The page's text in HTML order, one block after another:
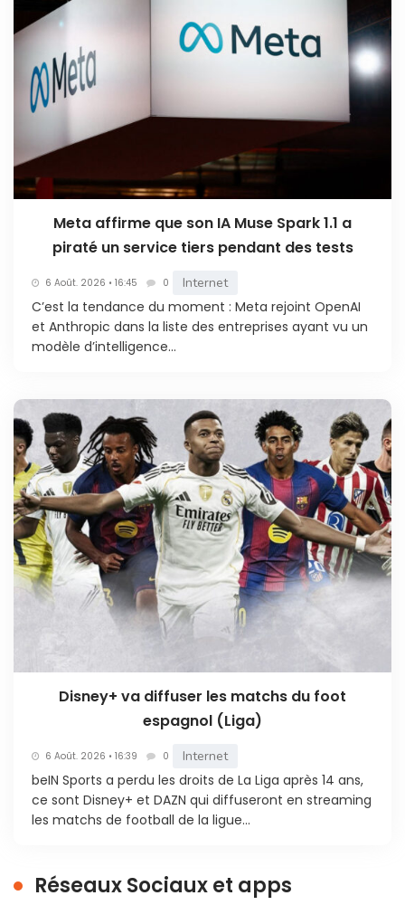
Meta affirme que son IA Muse Spark 1.1 a
piraté un service tiers pendant des tests
6 Août. 2026 • 16:45 0 Internet
C’est la tendance du moment : Meta rejoint OpenAI
et Anthropic dans la liste des entreprises ayant vu un
modèle d’intelligence...
Disney+ va diffuser les matchs du foot
espagnol (Liga)
6 Août. 2026 • 16:39 0 Internet
beIN Sports a perdu les droits de La Liga après 14 ans,
ce sont Disney+ et DAZN qui diffuseront en streaming
les matchs de football de la ligue...
Réseaux Sociaux et apps